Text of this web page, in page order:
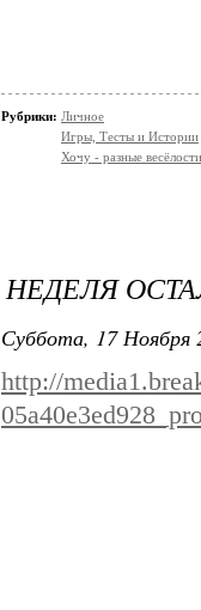
Рубрики: Личное
Игры, Тесты и Истории
Хочу - разные
НЕДЕЛЯ
Суббота, 17 Ноября
http://